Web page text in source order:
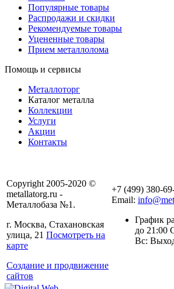
Популярные товары
Распродажи и скидки
Рекомендуемые товары
Уцененные товары
Прием металлолома
Помощь и сервисы
Металлоторг
Каталог металла
Коллекции
Услуги
Акции
Контакты
Copyright 2005-2020 ©
metallatorg.ru -
Металлобаза №1.
г. Москва, Стахановская
улица, 21 Посмотреть на
карте
Создание и продвижение
сайтов
+7 (499) 380-
Email:
График
до 21:00
Вс: